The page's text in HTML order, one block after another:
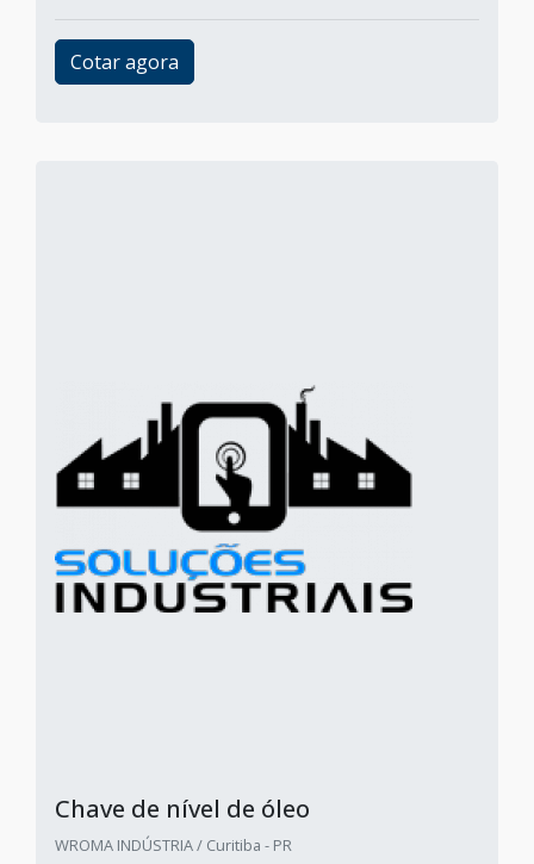
Cotar agora
Chave de nível de óleo
WROMA INDÚSTRIA / Curitiba - PR